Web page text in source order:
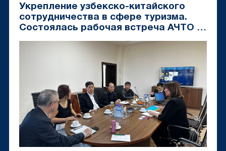
Укрепление узбекско-китайского
сотрудничества в сфере туризма.
Состоялась рабочая встреча АЧТО с